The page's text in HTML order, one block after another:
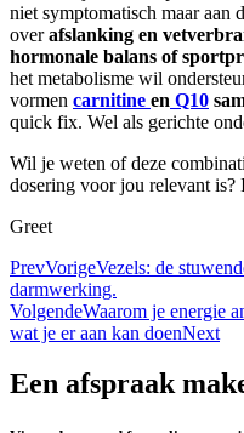
niet symptomatisch maar aan
overafslanking en
hormonale balans of
het metabolisme wil
vormen carnitine en Q10
quick fix. Wel als gerichte
Wil je weten of deze
dosering voor jou relevant
Greet
PrevVorigeVezels: de
darmwerking.
VolgendeWaarom je energie
wat je er aan kan doenNext
Een afspraak